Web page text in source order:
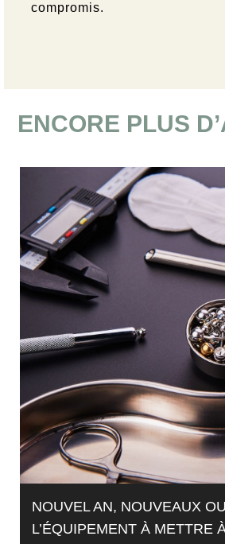
compromis.
ENCORE PLUS
NOUVEL AN, NOUVEAUX
L’ÉQUIPEMENT À METTRE